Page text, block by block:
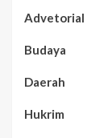
Advetorial
Budaya
Daerah
Hukrim